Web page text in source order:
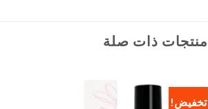
منتجات ذات صلة
تخفيض!